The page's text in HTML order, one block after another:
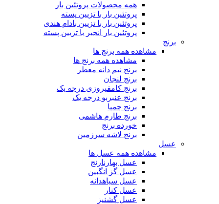
همه محصولات پروتئین بار
پروتئین بار با تزیین پسته
پروتئین بار با تزیین بادام هندی
پروتئین بار انجیر با تزیین پسته
برنج
مشاهده همه برنج ها
مشاهده همه برنج ها
برنج نیم دانه معطر
برنج لنجان
برنج کامفیروزی درجه یک
برنج عنبربو درجه یک
برنج چمپا
برنج طارم هاشمی
خورده برنج
برنج لاشه سرزمین
عسل
مشاهده همه عسل ها
عسل بهارنارنج
عسل گز انگبین
عسل سیاهدانه
عسل کنار
عسل گشنیز